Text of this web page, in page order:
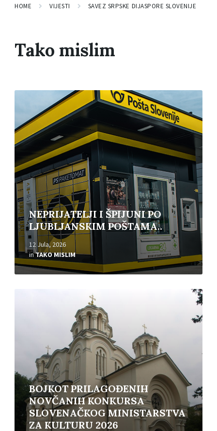
HOME VIJESTI SAVEZ SRPSKE DIJASPORE SLOVENIJE
Tako mislim
NEPRIJATELJI I ŠPIJUNI PO
LJUBLJANSKIM POŠTAMA..
12 Jula, 2026
inTAKO MISLIM
Read
BOJKOT PRILAGOĐENIH
NOVČANIH KONKURSA
SLOVENAČKOG MINISTARSTVA
ZA KULTURU 2026